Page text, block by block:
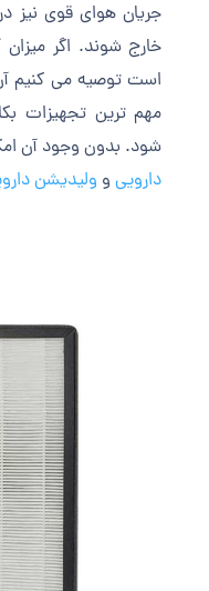
جریان هوای قوی نیز
خارج شوند. اگر
است توصیه می کنیم
مهم ترین تجهیزات
شود. بدون وجود آن
داروییو ولیدیشن